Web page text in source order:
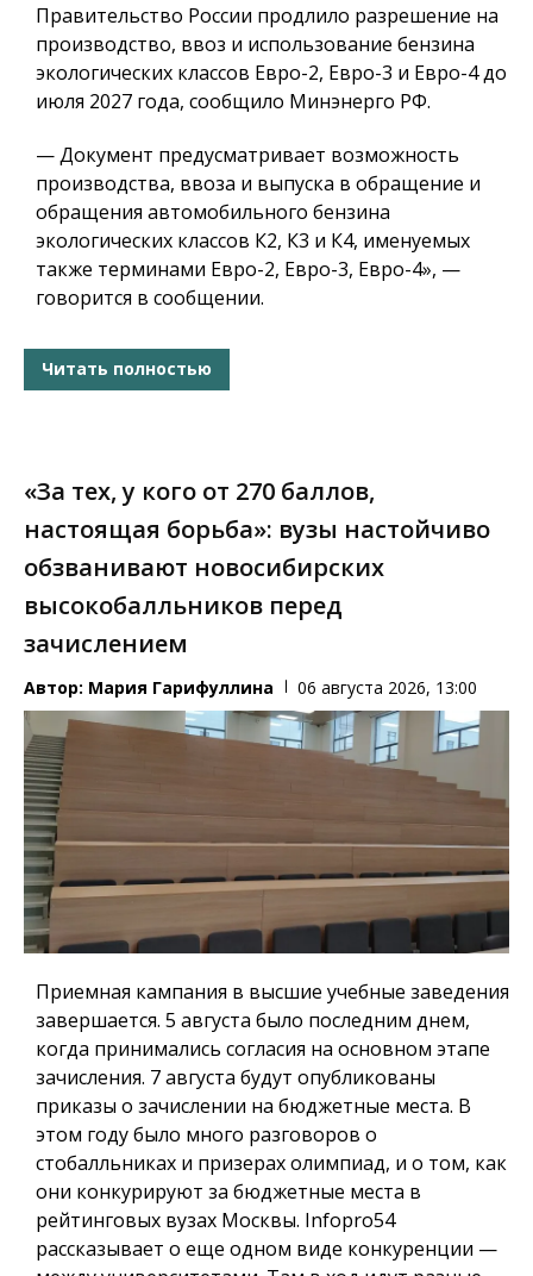
Правительство России продлило разрешение на
производство, ввоз и использование бензина
экологических классов Евро-2, Евро-3 и Евро-4 до
июля 2027 года, сообщило Минэнерго РФ.
— Документ предусматривает возможность
производства, ввоза и выпуска в обращение и
обращения автомобильного бензина
экологических классов К2, К3 и К4, именуемых
также терминами Евро-2, Евро-3, Евро-4», —
говорится в сообщении.
Читать полностью
«За тех, у кого от 270 баллов,
настоящая борьба»: вузы настойчиво
обзванивают новосибирских
высокобалльников перед
зачислением
Автор: Мария Гарифуллина 06 августа 2026, 13:00
Приемная кампания в высшие учебные заведения
завершается. 5 августа было последним днем,
когда принимались согласия на основном этапе
зачисления. 7 августа будут опубликованы
приказы о зачислении на бюджетные места. В
этом году было много разговоров о
стобалльниках и призерах олимпиад, и о том, как
они конкурируют за бюджетные места в
рейтинговых вузах Москвы. Infopro54
рассказывает о еще одном виде конкуренции —